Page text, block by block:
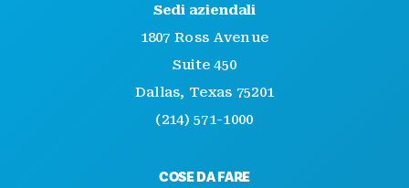
Sedi aziendali
1807 Ross Avenue
Suite 450
Dallas, Texas 75201
(214) 571-1000
COSE DA FARE